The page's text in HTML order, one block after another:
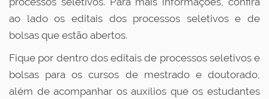
ao lado os editais dos processos seletivos e de
bolsas que estão abertos.
Fique por dentro dos editais de processos seletivos e
bolsas para os cursos de mestrado e doutorado,
além de acompanhar os auxílios que os estudantes